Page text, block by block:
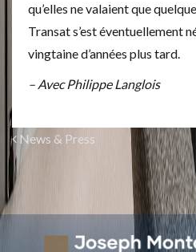
qu’elles ne valaient que
Transat s’est éventuellement
vingtaine d’années plus tard.
– Avec Philippe Langlois
News & Press